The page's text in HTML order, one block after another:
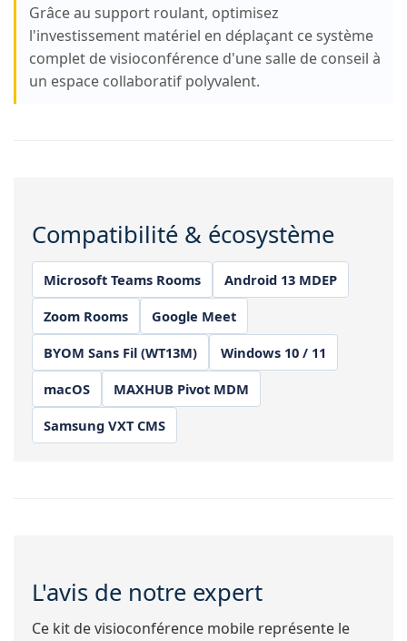
Grâce au support roulant, optimisez
l'investissement matériel en déplaçant ce système
complet de visioconférence d'une salle de conseil à
un espace collaboratif polyvalent.
Compatibilité & écosystème
Microsoft Teams Rooms
Android 13 MDEP
Zoom Rooms
Google Meet
BYOM Sans Fil (WT13M)
Windows 10 / 11
macOS
MAXHUB Pivot MDM
Samsung VXT CMS
L'avis de notre expert
Ce kit de visioconférence mobile représente le